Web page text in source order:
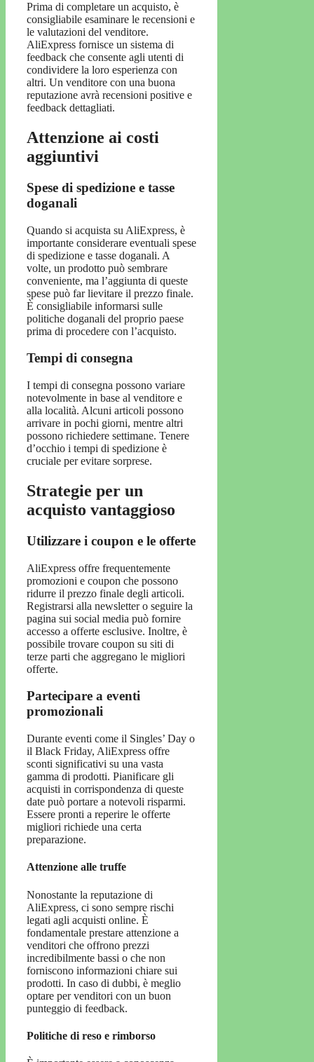
Prima di completare un acquisto, è
consigliabile esaminare le recensioni e
le valutazioni del venditore.
AliExpress fornisce un sistema di
feedback che consente agli utenti di
condividere la loro esperienza con
altri. Un venditore con una buona
reputazione avrà recensioni positive e
feedback dettagliati.
Attenzione ai costi
aggiuntivi
Spese di spedizione e tasse
doganali
Quando si acquista su AliExpress, è
importante considerare eventuali spese
di spedizione e tasse doganali. A
volte, un prodotto può sembrare
conveniente, ma l’aggiunta di queste
spese può far lievitare il prezzo finale.
È consigliabile informarsi sulle
politiche doganali del proprio paese
prima di procedere con l’acquisto.
Tempi di consegna
I tempi di consegna possono variare
notevolmente in base al venditore e
alla località. Alcuni articoli possono
arrivare in pochi giorni, mentre altri
possono richiedere settimane. Tenere
d’occhio i tempi di spedizione è
cruciale per evitare sorprese.
Strategie per un
acquisto vantaggioso
Utilizzare i coupon e le offerte
AliExpress offre frequentemente
promozioni e coupon che possono
ridurre il prezzo finale degli articoli.
Registrarsi alla newsletter o seguire la
pagina sui social media può fornire
accesso a offerte esclusive. Inoltre, è
possibile trovare coupon su siti di
terze parti che aggregano le migliori
offerte.
Partecipare a eventi
promozionali
Durante eventi come il Singles’ Day o
il Black Friday, AliExpress offre
sconti significativi su una vasta
gamma di prodotti. Pianificare gli
acquisti in corrispondenza di queste
date può portare a notevoli risparmi.
Essere pronti a reperire le offerte
migliori richiede una certa
preparazione.
Attenzione alle truffe
Nonostante la reputazione di
AliExpress, ci sono sempre rischi
legati agli acquisti online. È
fondamentale prestare attenzione a
venditori che offrono prezzi
incredibilmente bassi o che non
forniscono informazioni chiare sui
prodotti. In caso di dubbi, è meglio
optare per venditori con un buon
punteggio di feedback.
Politiche di reso e rimborso